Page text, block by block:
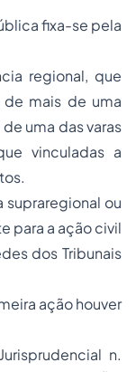
fixa-se pela
regional, que
mais de uma
uma das varas
vinculadas a
supraregional ou
para a ação civil
dos Tribunais
ação houver
n.